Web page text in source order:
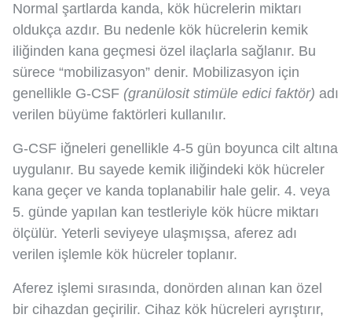
Normal şartlarda kanda, kök hücrelerin miktarı
oldukça azdır. Bu nedenle kök hücrelerin kemik
iliğinden kana geçmesi özel ilaçlarla sağlanır. Bu
sürece “mobilizasyon” denir. Mobilizasyon için
genellikle G-CSF (granülosit stimüle edici faktör) adı
verilen büyüme faktörleri kullanılır.
G-CSF iğneleri genellikle 4-5 gün boyunca cilt altına
uygulanır. Bu sayede kemik iliğindeki kök hücreler
kana geçer ve kanda toplanabilir hale gelir. 4. veya
5. günde yapılan kan testleriyle kök hücre miktarı
ölçülür. Yeterli seviyeye ulaşmışsa, aferez adı
verilen işlemle kök hücreler toplanır.
Aferez işlemi sırasında, donörden alınan kan özel
bir cihazdan geçirilir. Cihaz kök hücreleri ayrıştırır,